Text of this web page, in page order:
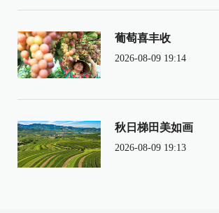
葡萄喜丰收
2026-08-09 19:14
秋日梯田美如画
2026-08-09 19:13